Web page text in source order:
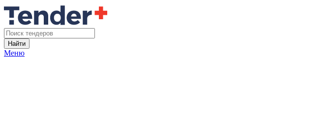
Найти
Меню